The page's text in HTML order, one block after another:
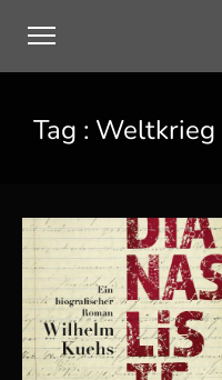
Tag : Weltkrieg